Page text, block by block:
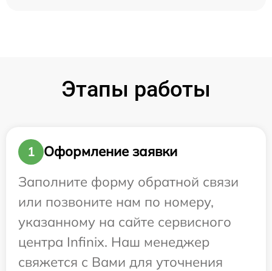
Этапы работы
1
Оформление заявки
Заполните форму обратной связи
или позвоните нам по номеру,
указанному на сайте сервисного
центра Infinix. Наш менеджер
свяжется с Вами для уточнения